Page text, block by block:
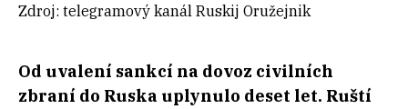
Zdroj: telegramový kanál Ruskij Oružejnik
Od uvalení sankcí na dovoz civilních
zbraní do Ruska uplynulo deset let. Ruští